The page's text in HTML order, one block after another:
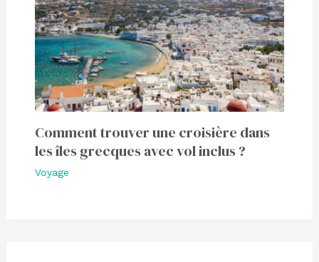
Comment trouver une croisière dans
les îles grecques avec vol inclus ?
Voyage